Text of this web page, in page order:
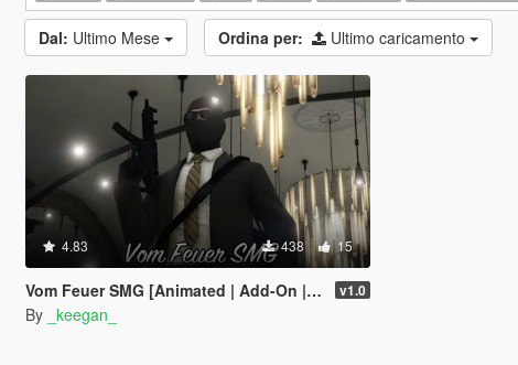
Dal: Ultimo Mese Ordina per: Ultimo caricamento
4.83 438 15
Vom Feuer SMG [Animated | Add-On | Lore Friendly | FiveM] v1.0
By _keegan_